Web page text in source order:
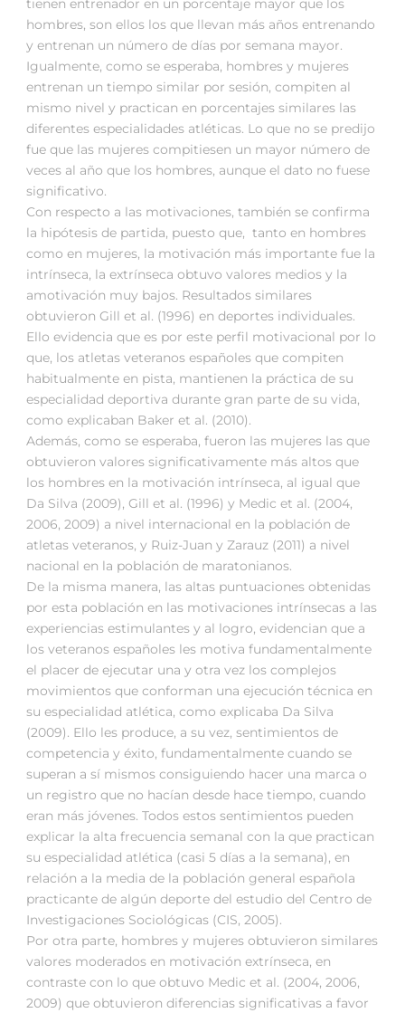
tienen entrenador en un porcentaje mayor que los
hombres, son ellos los que llevan más años entrenando
y entrenan un número de días por semana mayor.
Igualmente, como se esperaba, hombres y mujeres
entrenan un tiempo similar por sesión, compiten al
mismo nivel y practican en porcentajes similares las
diferentes especialidades atléticas. Lo que no se predijo
fue que las mujeres compitiesen un mayor número de
veces al año que los hombres, aunque el dato no fuese
significativo.
Con respecto a las motivaciones, también se confirma
la hipótesis de partida, puesto que, tanto en hombres
como en mujeres, la motivación más importante fue la
intrínseca, la extrínseca obtuvo valores medios y la
amotivación muy bajos. Resultados similares
obtuvieron Gill et al. (1996) en deportes individuales.
Ello evidencia que es por este perfil motivacional por lo
que, los atletas veteranos españoles que compiten
habitualmente en pista, mantienen la práctica de su
especialidad deportiva durante gran parte de su vida,
como explicaban Baker et al. (2010).
Además, como se esperaba, fueron las mujeres las que
obtuvieron valores significativamente más altos que
los hombres en la motivación intrínseca, al igual que
Da Silva (2009), Gill et al. (1996) y Medic et al. (2004,
2006, 2009) a nivel internacional en la población de
atletas veteranos, y Ruiz-Juan y Zarauz (2011) a nivel
nacional en la población de maratonianos.
De la misma manera, las altas puntuaciones obtenidas
por esta población en las motivaciones intrínsecas a las
experiencias estimulantes y al logro, evidencian que a
los veteranos españoles les motiva fundamentalmente
el placer de ejecutar una y otra vez los complejos
movimientos que conforman una ejecución técnica en
su especialidad atlética, como explicaba Da Silva
(2009). Ello les produce, a su vez, sentimientos de
competencia y éxito, fundamentalmente cuando se
superan a sí mismos consiguiendo hacer una marca o
un registro que no hacían desde hace tiempo, cuando
eran más jóvenes. Todos estos sentimientos pueden
explicar la alta frecuencia semanal con la que practican
su especialidad atlética (casi 5 días a la semana), en
relación a la media de la población general española
practicante de algún deporte del estudio del Centro de
Investigaciones Sociológicas (CIS, 2005).
Por otra parte, hombres y mujeres obtuvieron similares
valores moderados en motivación extrínseca, en
contraste con lo que obtuvo Medic et al. (2004, 2006,
2009) que obtuvieron diferencias significativas a favor